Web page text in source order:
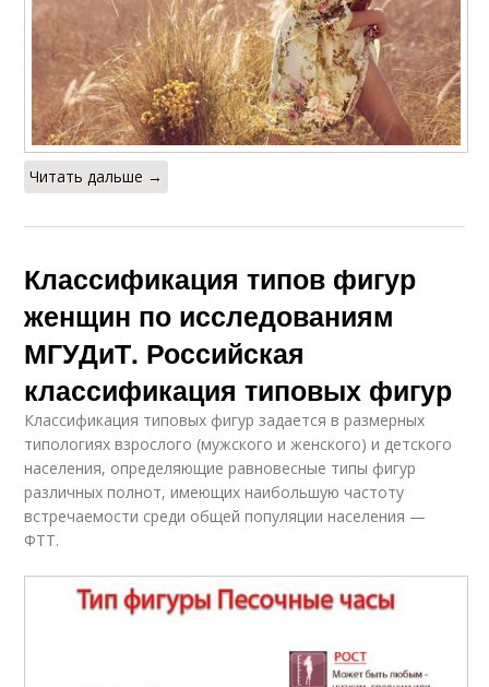
Читать дальше →
Классификация типов фигур
женщин по исследованиям
МГУДиТ. Российская
классификация типовых фигур
Классификация типовых фигур задается в размерных
типологиях взрослого (мужского и женского) и детского
населения, определяющие равновесные типы фигур
различных полнот, имеющих наибольшую частоту
встречаемости среди общей популяции населения —
ФТТ.